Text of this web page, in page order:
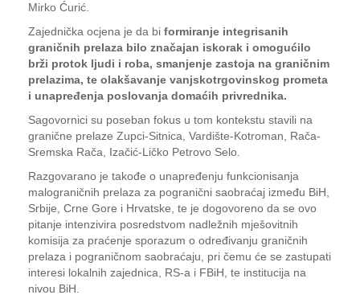
Mirko Ćurić.
Zajednička ocjena je da bi formiranje integrisanih
graničnih prelaza bilo značajan iskorak i omogućilo
brži protok ljudi i roba, smanjenje zastoja na graničnim
prelazima, te olakšavanje vanjskotrgovinskog prometa
i unapređenja poslovanja domaćih privrednika.
Sagovornici su poseban fokus u tom kontekstu stavili na
granične prelaze Zupci-Sitnica, Vardište-Kotroman, Rača-
Sremska Rača, Izačić-Ličko Petrovo Selo.
Razgovarano je takođe o unapređenju funkcionisanja
malograničnih prelaza za pogranični saobraćaj između BiH,
Srbije, Crne Gore i Hrvatske, te je dogovoreno da se ovo
pitanje intenzivira posredstvom nadležnih mješovitnih
komisija za praćenje sporazum o određivanju graničnih
prelaza i pograničnom saobraćaju, pri čemu će se zastupati
interesi lokalnih zajednica, RS-a i FBiH, te institucija na
nivou BiH.